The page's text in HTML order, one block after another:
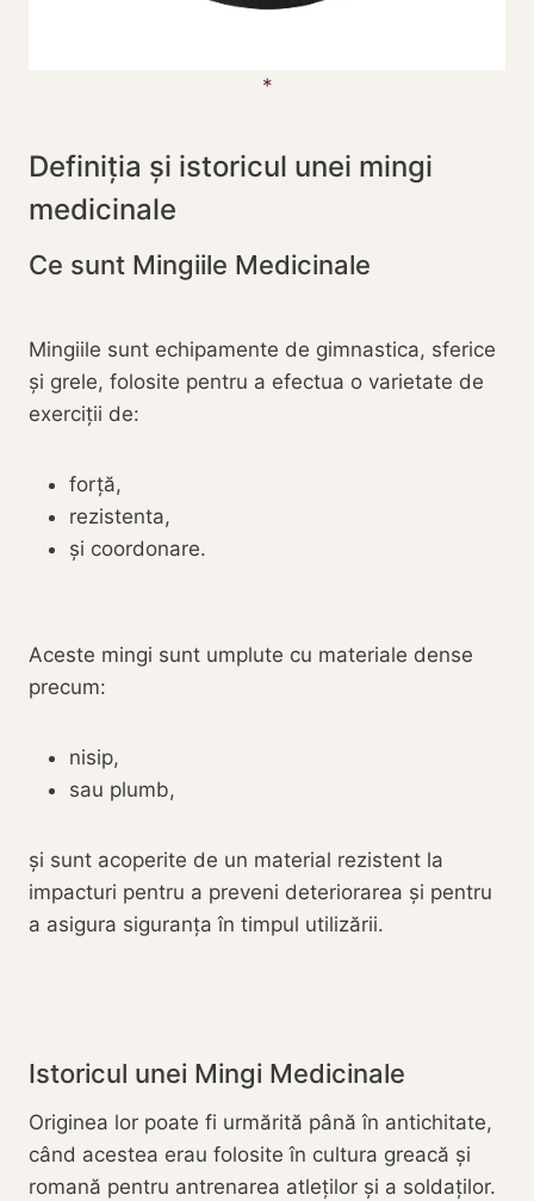
Definiția și istoricul unei mingi
medicinale
Ce sunt Mingiile Medicinale
Mingiile sunt echipamente de gimnastica, sferice
și grele, folosite pentru a efectua o varietate de
exerciții de:
forță,
rezistenta,
și coordonare.
Aceste mingi sunt umplute cu materiale dense
precum:
nisip,
sau plumb,
și sunt acoperite de un material rezistent la
impacturi pentru a preveni deteriorarea și pentru
a asigura siguranța în timpul utilizării.
Istoricul unei Mingi Medicinale
Originea lor poate fi urmărită până în antichitate,
când acestea erau folosite în cultura greacă și
romană pentru antrenarea atleților și a soldaților.